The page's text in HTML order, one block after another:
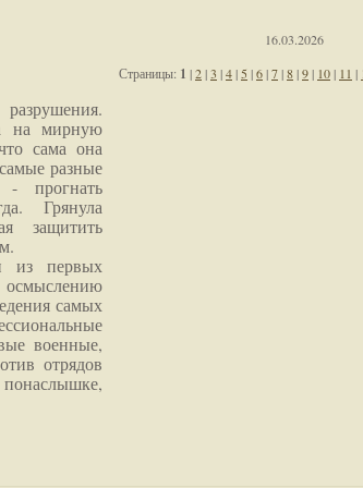
16.03.2026
на мирную
сама она
разные
прогнать
Грянула
защитить
из первых
самых
военные,
отрядов
Страницы: 1 |2|3 |4| 5 |6|7|8|9| 10| 11 |